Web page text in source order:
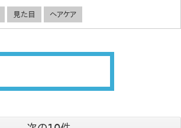
見た目 ヘアケア